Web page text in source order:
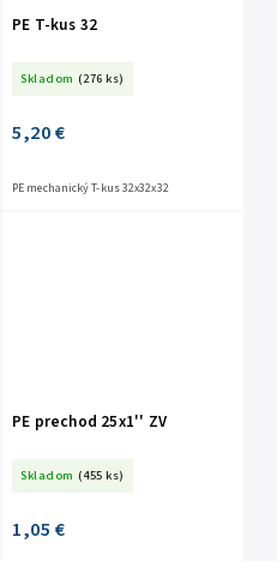
PE T-kus 32
Skladom (276 ks)
5,20 €
PE mechanický T-kus 32x32x32
PE prechod 25x1'' ZV
Skladom (455 ks)
1,05 €